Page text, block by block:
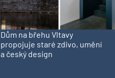
Dům na břehu Vltavy
propojuje staré zdivo, umění
a český design